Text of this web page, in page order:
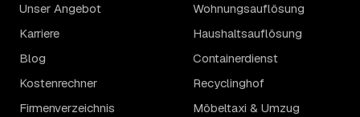
Unser Angebot
Karriere
Blog
Kostenrechner
Firmenverzeichnis
Wohnungsauflösung
Haushaltsauflösung
Containerdienst
Recyclinghof
Möbeltaxi & Umzug